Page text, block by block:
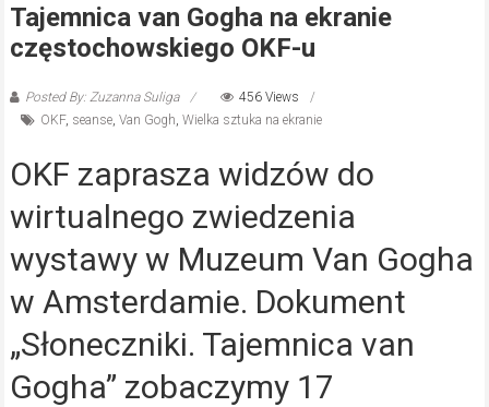
Tajemnica van Gogha na ekranie
częstochowskiego OKF-u
Posted By: Zuzanna Suliga
456 Views
OKF, seanse, Van Gogh, Wielka sztuka na ekranie
OKF zaprasza widzów do
wirtualnego zwiedzenia
wystawy w Muzeum Van Gogha
w Amsterdamie. Dokument
„Słoneczniki. Tajemnica van
Gogha” zobaczymy 17